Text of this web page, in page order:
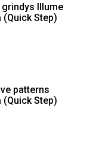
Illume
(Quick Step)
patterns
(Quick Step)